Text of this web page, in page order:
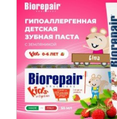
ХОББИ И ТВОРЧЕСТВО
ЭЛЕКТРОНИКА